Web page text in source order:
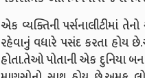
એક વ્યક્તિની પર્સનાલીટીમાં
રહેવાનું વધારે પસંદ કરતા હોય
હોતા.તેઓ પોતાની એક દુનિયા